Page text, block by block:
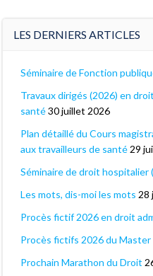
LES DERNIERS ARTICLES
Séminaire de Fonction
Travaux dirigés (2026) en
santé30 juillet 2026
Plan détaillé du Cours
aux travailleurs de santé 29
Séminaire de droit hospitalier
Les mots, dis-moi les mots 28
Procès fictif 2026 en droit
Procès fictifs 2026 du
Prochain Marathon du Droit